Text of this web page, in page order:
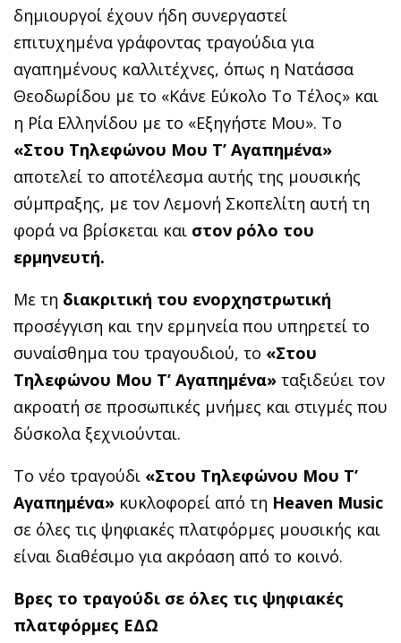
δημιουργοί έχουν ήδη συνεργαστεί
επιτυχημένα γράφοντας τραγούδια για
αγαπημένους καλλιτέχνες, όπως η Νατάσσα
Θεοδωρίδου με το «Κάνε Εύκολο Το Τέλος» και
η Ρία Ελληνίδου με το «Εξηγήστε Μου». Το
«Στου Τηλεφώνου Μου Τ’ Αγαπημένα»
αποτελεί το αποτέλεσμα αυτής της μουσικής
σύμπραξης, με τον Λεμονή Σκοπελίτη αυτή τη
φορά να βρίσκεται και στον ρόλο του
ερμηνευτή.
Με τη διακριτική του ενορχηστρωτική
προσέγγιση και την ερμηνεία που υπηρετεί το
συναίσθημα του τραγουδιού, το «Στου
Τηλεφώνου Μου Τ’ Αγαπημένα» ταξιδεύει τον
ακροατή σε προσωπικές μνήμες και στιγμές που
δύσκολα ξεχνιούνται.
Το νέο τραγούδι «Στου Τηλεφώνου Μου Τ’
Αγαπημένα» κυκλοφορεί από τη Heaven Music
σε όλες τις ψηφιακές πλατφόρμες μουσικής και
είναι διαθέσιμο για ακρόαση από το κοινό.
Βρες το τραγούδι σε όλες τις ψηφιακές
πλατφόρμες ΕΔΩ